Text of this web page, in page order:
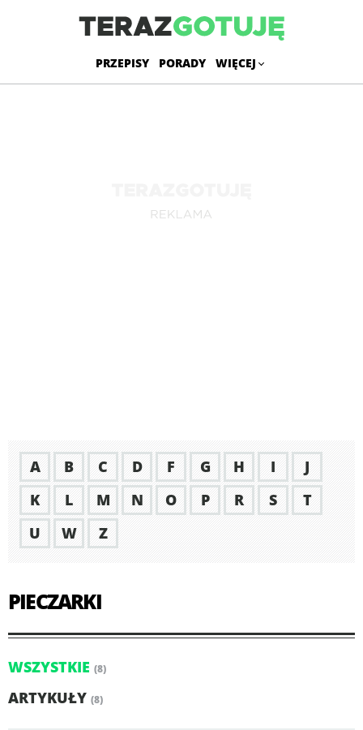
PRZEPISY PORADY WIĘCEJ
A B C D F G H I
J
K
L M N O P R S
T
U
W Z
PIECZARKI
WSZYSTKIE (8)
ARTYKUŁY (8)